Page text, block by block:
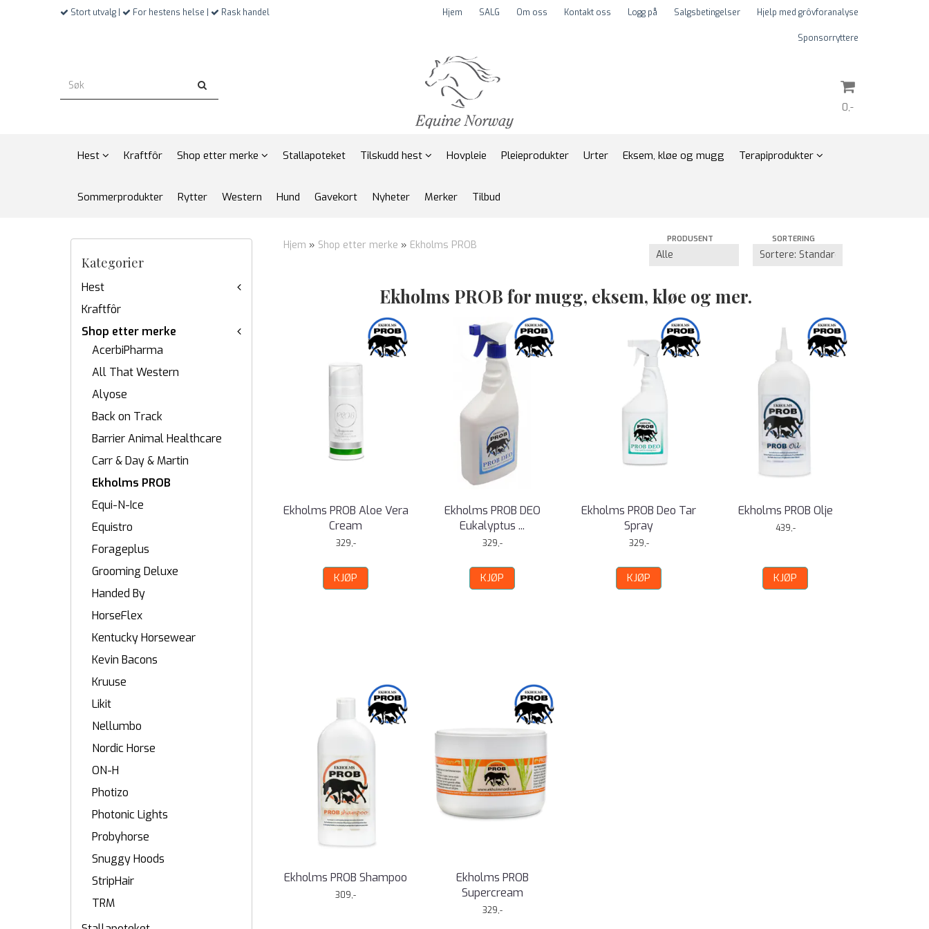
Stort utvalg | For hestens helse | Rask handel Hjem SALG Om oss Kontakt oss Logg på Salgsbetingelser Hjelp med grôvforanalyse
Sponsorryttere
0,-
Hest Kraftfôr Shop etter merke Stallapoteket Tilskudd hest Hovpleie Pleieprodukter Urter Eksem, kløe og mugg Terapiprodukter
Sommerprodukter Rytter Western Hund Gavekort Nyheter Merker Tilbud
Kategorier
Hest
Kraftfôr
Shop etter merke
AcerbiPharma
All That Western
Alyose
Back on Track
Barrier Animal Healthcare
Carr & Day & Martin
Ekholms PROB
Equi-N-Ice
Equistro
Forageplus
Grooming Deluxe
Handed By
HorseFlex
Kentucky Horsewear
Kevin Bacons
Kruuse
Likit
Nellumbo
Nordic Horse
ON-H
Photizo
Photonic Lights
Probyhorse
Snuggy Hoods
StripHair
TRM
Hjem » Shop etter merke » Ekholms PROB PRODUSENT SORTERING
Ekholms PROB for mugg, eksem, kløe og mer.
Ekholms PROB Aloe Vera
Cream
329,-
KJØP
Ekholms PROB DEO
Eukalyptus ...
329,-
KJØP
Ekholms PROB Deo Tar
Spray
329,-
KJØP
Ekholms PROB Olje
439,-
KJØP
Ekholms PROB Shampoo
309,-
Ekholms PROB
Supercream
329,-